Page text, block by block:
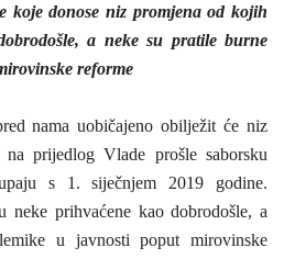
koje donose niz promjena od kojih
a neke su pratile burne
reforme
nama uobičajeno obilježit će niz
prijedlog Vlade prošle saborsku
s 1. siječnjem 2019 godine.
neke prihvaćene kao dobrodošle, a
u javnosti poput mirovinske